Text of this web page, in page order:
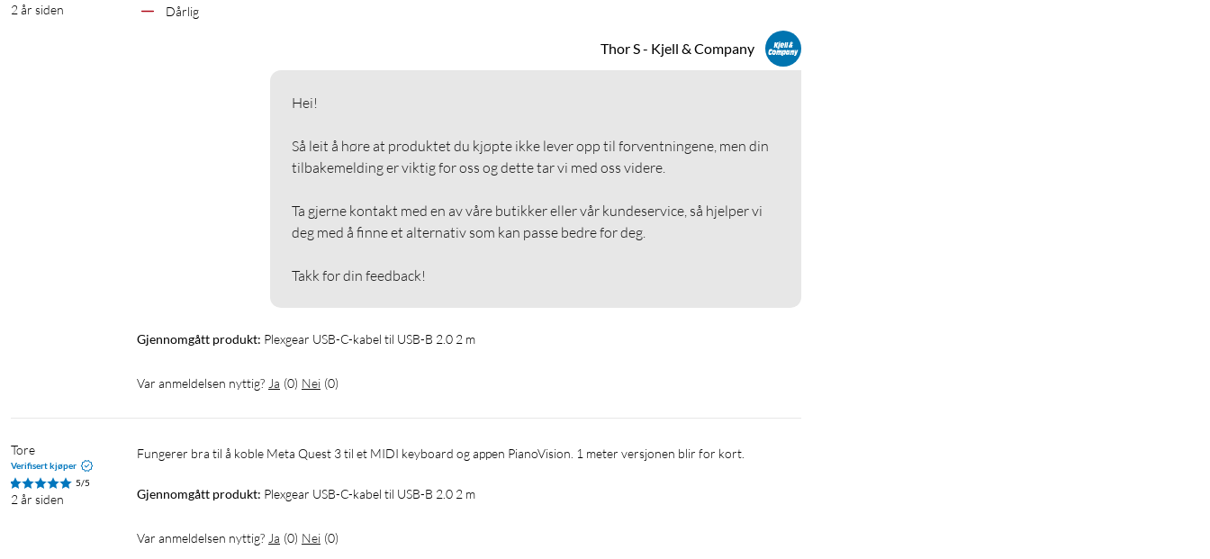
2 år siden
Dårlig
Thor S - Kjell & Company
Hei!
Så leit å høre at produktet du kjøpte ikke lever opp til forventningene, men din
tilbakemelding er viktig for oss og dette tar vi med oss videre.
Ta gjerne kontakt med en av våre butikker eller vår kundeservice, så hjelper vi
deg med å finne et alternativ som kan passe bedre for deg.
Takk for din feedback!
Gjennomgått produkt: Plexgear USB-C-kabel til USB-B 2.0 2 m
Var anmeldelsen nyttig? Ja (0) Nei (0)
Tore
Verifisert kjøper
5/5
2 år siden
Fungerer bra til å koble Meta Quest 3 til et MIDI keyboard og appen PianoVision. 1 meter versjonen blir for kort.
Gjennomgått produkt: Plexgear USB-C-kabel til USB-B 2.0 2 m
Var anmeldelsen nyttig? Ja (0) Nei (0)